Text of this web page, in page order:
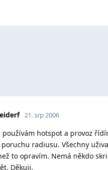
21. srp 2006
používám hotspot a provoz
poruchu radiusu. Všechny
to opravím. Nemá někdo
Děkuji.